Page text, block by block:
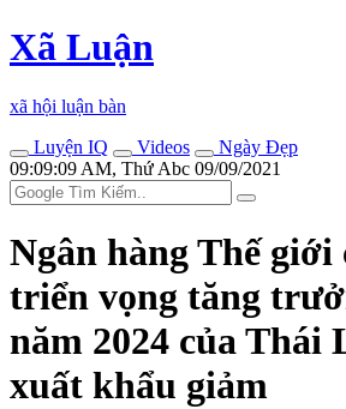
Xã Luận
xã hội luận bàn
Luyện IQ
Videos
Ngày Đẹp
09:09:09 AM, Thứ Abc 09/09/2021
Ngân hàng Thế giới
triển vọng tăng
năm 2024 của Thái
xuất khẩu giảm